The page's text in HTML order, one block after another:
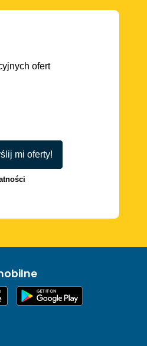
ofert
mi oferty!